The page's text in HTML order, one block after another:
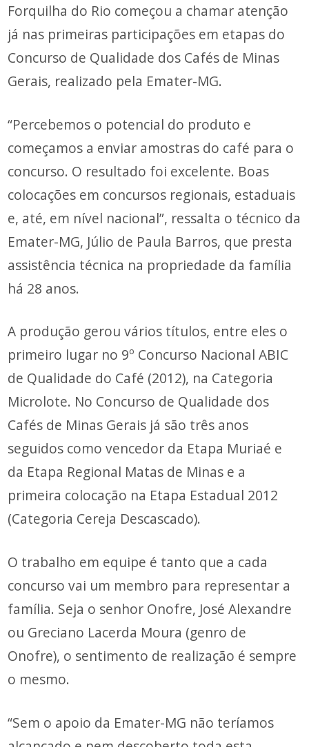
Forquilha do Rio começou a chamar atenção
já nas primeiras participações em etapas do
Concurso de Qualidade dos Cafés de Minas
Gerais, realizado pela Emater-MG.
“Percebemos o potencial do produto e
começamos a enviar amostras do café para o
concurso. O resultado foi excelente. Boas
colocações em concursos regionais, estaduais
e, até, em nível nacional”, ressalta o técnico da
Emater-MG, Júlio de Paula Barros, que presta
assistência técnica na propriedade da família
há 28 anos.
A produção gerou vários títulos, entre eles o
primeiro lugar no 9º Concurso Nacional ABIC
de Qualidade do Café (2012), na Categoria
Microlote. No Concurso de Qualidade dos
Cafés de Minas Gerais já são três anos
seguidos como vencedor da Etapa Muriaé e
da Etapa Regional Matas de Minas e a
primeira colocação na Etapa Estadual 2012
(Categoria Cereja Descascado).
O trabalho em equipe é tanto que a cada
concurso vai um membro para representar a
família. Seja o senhor Onofre, José Alexandre
ou Greciano Lacerda Moura (genro de
Onofre), o sentimento de realização é sempre
o mesmo.
“Sem o apoio da Emater-MG não teríamos